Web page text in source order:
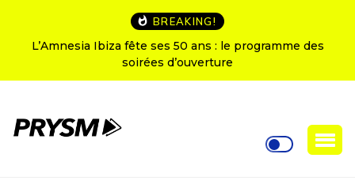
BREAKING!
L’Amnesia Ibiza fête ses 50 ans : le programme des
soirées d’ouverture